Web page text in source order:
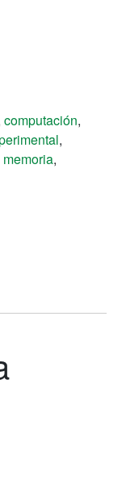
computación,
,
memoria,